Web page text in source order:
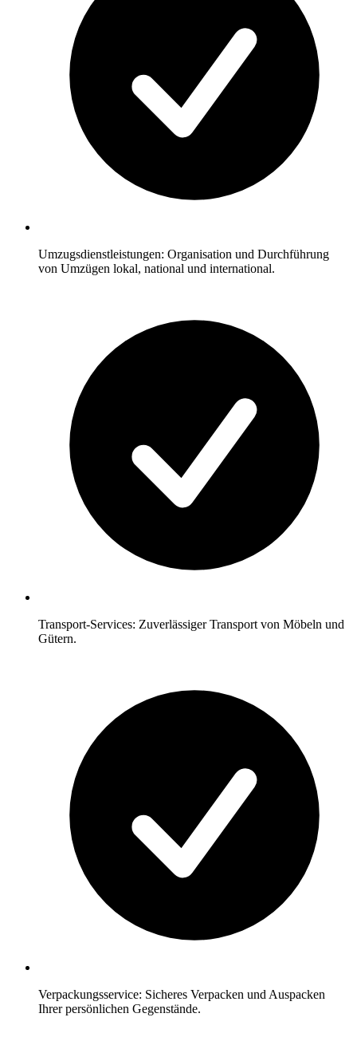
Umzugsdienstleistungen: Organisation und Durchführung
von Umzügen lokal, national und international.
Transport-Services: Zuverlässiger Transport von Möbeln und
Gütern.
Verpackungsservice: Sicheres Verpacken und Auspacken
Ihrer persönlichen Gegenstände.